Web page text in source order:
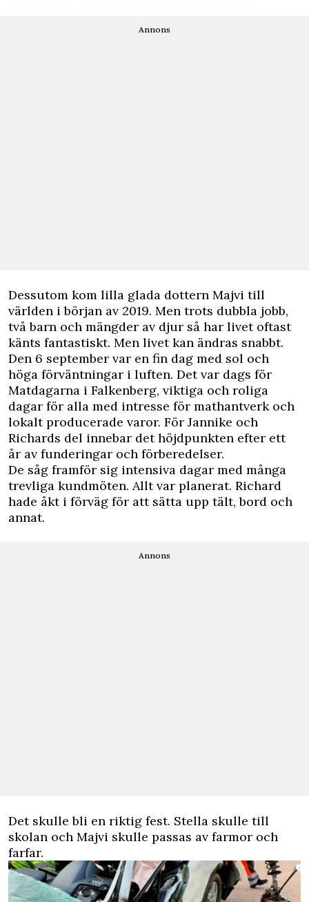
Annons
Dessutom kom lilla glada dottern Majvi till
världen i början av 2019. Men trots dubbla jobb,
två barn och mängder av djur så har livet oftast
känts fantastiskt. Men livet kan ändras snabbt.
Den 6 september var en fin dag med sol och
höga förväntningar i luften. Det var dags för
Matdagarna i Falkenberg, viktiga och roliga
dagar för alla med intresse för mathantverk och
lokalt producerade varor. För Jannike och
Richards del innebar det höjdpunkten efter ett
år av funderingar och förberedelser.
De såg framför sig intensiva dagar med många
trevliga kundmöten. Allt var planerat. Richard
hade åkt i förväg för att sätta upp tält, bord och
annat.
Annons
Det skulle bli en riktig fest. Stella skulle till
skolan och Majvi skulle passas av farmor och
farfar.